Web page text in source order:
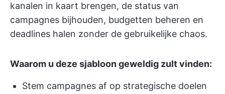
kanalen in kaart brengen, de status van
campagnes bijhouden, budgetten beheren en
deadlines halen zonder de gebruikelijke chaos.
Waarom u deze sjabloon geweldig zult vinden:
Stem campagnes af op strategische doelen